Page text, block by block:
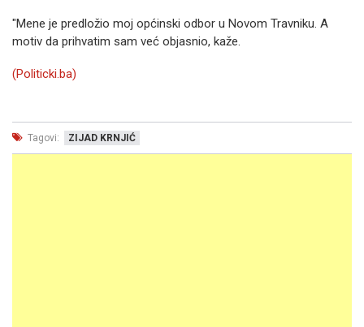
"Mene je predložio moj općinski odbor u Novom Travniku. A
motiv da prihvatim sam već objasnio, kaže.
(Politicki.ba)
Tagovi: ZIJAD KRNJIĆ